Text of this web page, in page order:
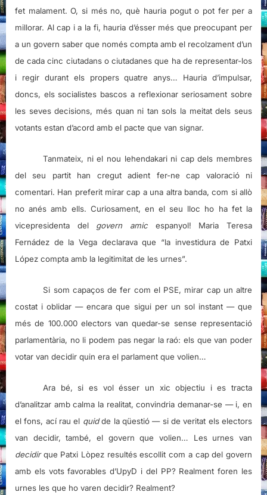
fet malament. O, si més no, què hauria pogut o pot fer per a
millorar. Al cap i a la fi, hauria d’ésser més que preocupant per
a un govern saber que només compta amb el recolzament d’un
de cada cinc ciutadans o ciutadanes que ha de representar-los
i regir durant els propers quatre anys… Hauria d’impulsar,
doncs, els socialistes bascos a reflexionar seriosament sobre
les seves decisions, més quan ni tan sols la meitat dels seus
votants estan d’acord amb el pacte que van signar.
Tanmateix, ni el nou lehendakari ni cap dels membres
del seu partit han cregut adient fer-ne cap valoració ni
comentari. Han preferit mirar cap a una altra banda, com si allò
no anés amb ells. Curiosament, en el seu lloc ho ha fet la
vicepresidenta del govern amicespanyol! Maria Teresa
Fernádez de la Vega declarava que “la investidura de Patxi
López compta amb la legitimitat de les urnes”.
Si som capaços de fer com el PSE, mirar cap un altre
costat i oblidar ­— encara que sigui per un sol instant — que
més de 100.000 electors van quedar-se sense representació
parlamentària, no li podem pas negar la raó: els que van poder
votar van decidir quin era el parlament que volien…
Ara bé, si es vol ésser un xic objectiu i es tracta
d’analitzar amb calma la realitat, convindria demanar-se — i, en
el fons, ací rau el quidde la qüestió — si de veritat els electors
van decidir, també, el govern que volien… Les urnes van
decidirque Patxi Lòpez resultés escollit com a cap del govern
amb els vots favorables d’UpyD i del PP? Realment foren les
urnes les que ho varen decidir? Realment?